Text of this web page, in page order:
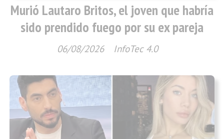
Murió Lautaro Britos, el joven que habría
sido prendido fuego por su ex pareja
InfoTec 4.0
06/08/2026